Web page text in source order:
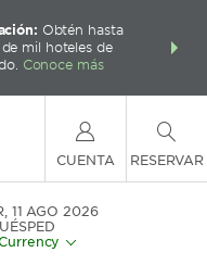
Obtén hasta
mil hoteles de
Conoce más
puntos
CUENTA RESERVAR
11 AGO 2026